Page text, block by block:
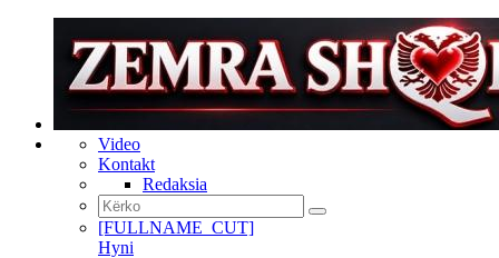
Video
Kontakt
Redaksia
[FULLNAME_CUT]
Hyni